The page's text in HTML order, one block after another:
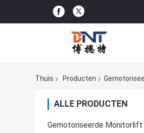
Thuis
Producten
ALLE PRODUCTEN
Gemotoriseerde Monitorlift